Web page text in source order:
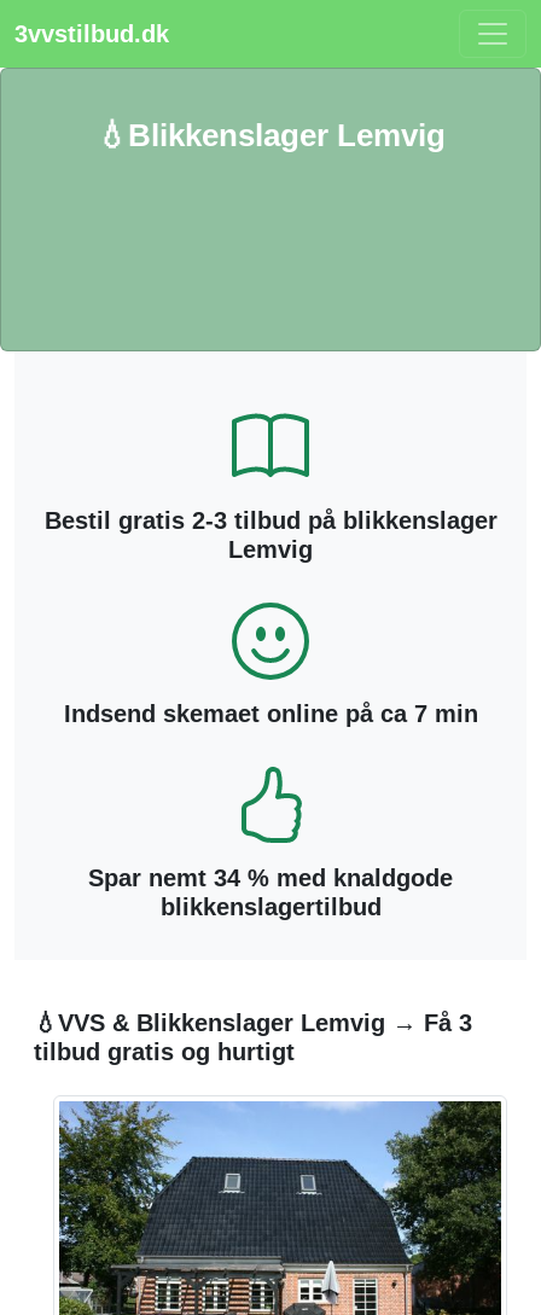
3vvstilbud.dk
💧Blikkenslager Lemvig
Bestil gratis 2-3 tilbud på blikkenslager
Lemvig
Indsend skemaet online på ca 7 min
Spar nemt 34 % med knaldgode
blikkenslagertilbud
💧VVS & Blikkenslager Lemvig → Få 3
tilbud gratis og hurtigt